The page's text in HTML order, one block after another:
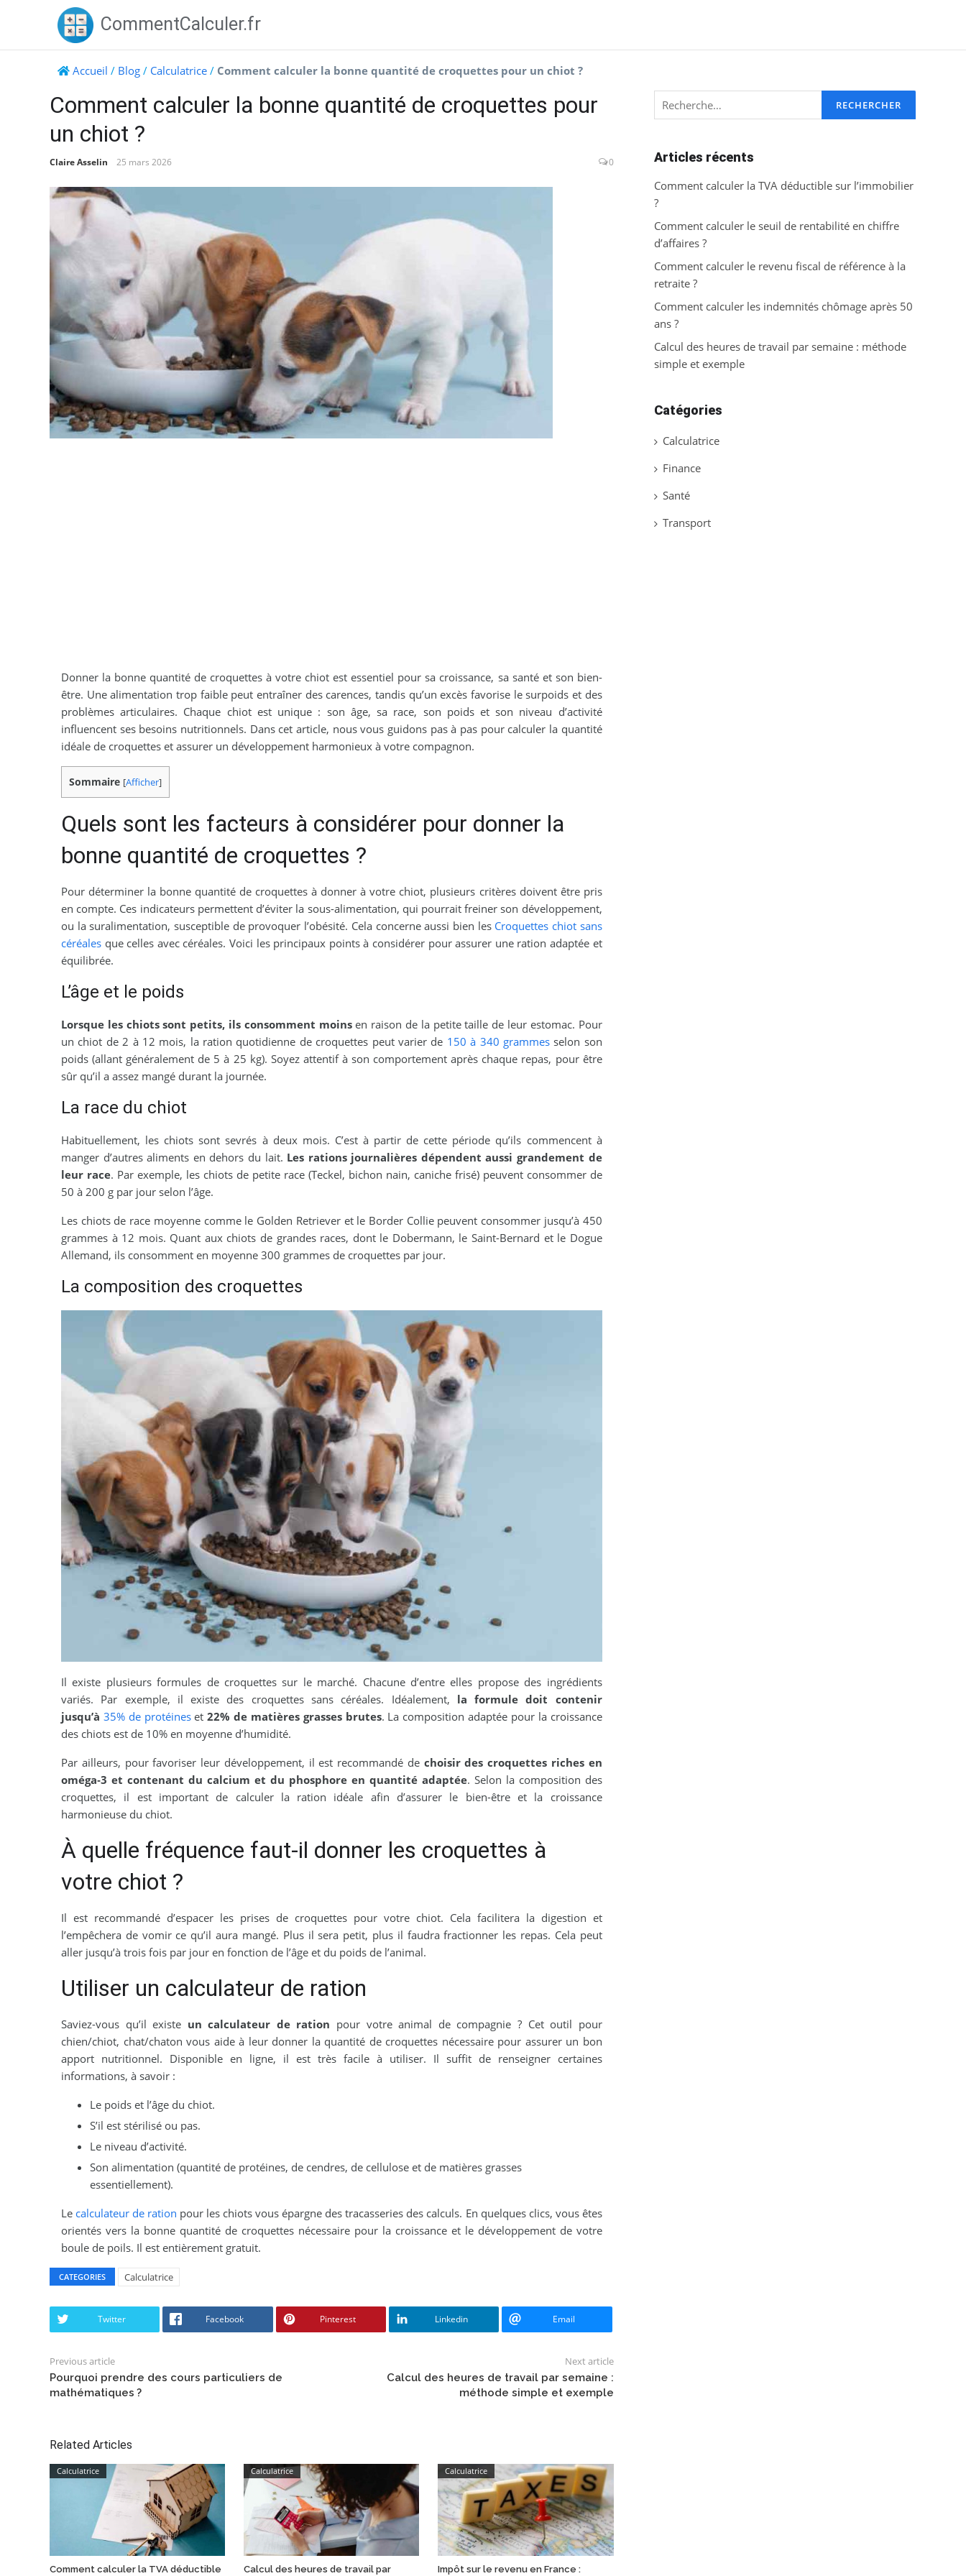
CommentCalculer.fr
Accueil / Blog / Calculatrice / Comment calculer la bonne quantité de croquettes pour un chiot ?
Comment calculer la bonne quantité de croquettes pour
un chiot ?
Claire Asselin 25 mars 2026 0
Donner la bonne quantité de croquettes à votre chiot est essentiel pour sa croissance, sa santé et son bien-
être. Une alimentation trop faible peut entraîner des carences, tandis qu’un excès favorise le surpoids et des
problèmes articulaires. Chaque chiot est unique : son âge, sa race, son poids et son niveau d’activité
influencent ses besoins nutritionnels. Dans cet article, nous vous guidons pas à pas pour calculer la quantité
idéale de croquettes et assurer un développement harmonieux à votre compagnon.
Sommaire [Afficher]
Quels sont les facteurs à considérer pour donner la
bonne quantité de croquettes ?
Pour déterminer la bonne quantité de croquettes à donner à votre chiot, plusieurs critères doivent être pris
en compte. Ces indicateurs permettent d’éviter la sous-alimentation, qui pourrait freiner son développement,
ou la suralimentation, susceptible de provoquer l’obésité. Cela concerne aussi bien les Croquettes chiot sans
céréales que celles avec céréales. Voici les principaux points à considérer pour assurer une ration adaptée et
équilibrée.
L’âge et le poids
Lorsque les chiots sont petits, ils consomment moinsen raison de la petite taille de leur estomac. Pour
un chiot de 2 à 12 mois, la ration quotidienne de croquettes peut varier de 150 à 340 grammesselon son
poids (allant généralement de 5 à 25 kg). Soyez attentif à son comportement après chaque repas, pour être
sûr qu’il a assez mangé durant la journée.
La race du chiot
Habituellement, les chiots sont sevrés à deux mois. C’est à partir de cette période qu’ils commencent à
manger d’autres aliments en dehors du lait. Les rations journalières dépendent aussi grandement de
leur race. Par exemple, les chiots de petite race (Teckel, bichon nain, caniche frisé) peuvent consommer de
50 à 200 g par jour selon l’âge.
Les chiots de race moyenne comme le Golden Retriever et le Border Collie peuvent consommer jusqu’à 450
grammes à 12 mois. Quant aux chiots de grandes races, dont le Dobermann, le Saint-Bernard et le Dogue
Allemand, ils consomment en moyenne 300 grammes de croquettes par jour.
La composition des croquettes
Il existe plusieurs formules de croquettes sur le marché. Chacune d’entre elles propose des ingrédients
variés. Par exemple, il existe des croquettes sans céréales. Idéalement, la formule doit contenir
jusqu’à 35% de protéineset22% de matières grasses brutes. La composition adaptée pour la croissance
des chiots est de 10% en moyenne d’humidité.
Par ailleurs, pour favoriser leur développement, il est recommandé de choisir des croquettes riches en
oméga‑3 et contenant du calcium et du phosphore en quantité adaptée. Selon la composition des
croquettes, il est important de calculer la ration idéale afin d’assurer le bien-être et la croissance
harmonieuse du chiot.
À quelle fréquence faut-il donner les croquettes à
votre chiot ?
Il est recommandé d’espacer les prises de croquettes pour votre chiot. Cela facilitera la digestion et
l’empêchera de vomir ce qu’il aura mangé. Plus il sera petit, plus il faudra fractionner les repas. Cela peut
aller jusqu’à trois fois par jour en fonction de l’âge et du poids de l’animal.
Utiliser un calculateur de ration
Saviez-vous qu’il existe un calculateur de ration pour votre animal de compagnie ? Cet outil pour
chien/chiot, chat/chaton vous aide à leur donner la quantité de croquettes nécessaire pour assurer un bon
apport nutritionnel. Disponible en ligne, il est très facile à utiliser. Il suffit de renseigner certaines
informations, à savoir :
Le poids et l’âge du chiot.
S’il est stérilisé ou pas.
Le niveau d’activité.
Son alimentation (quantité de protéines, de cendres, de cellulose et de matières grasses
essentiellement).
Le calculateur de ration pour les chiots vous épargne des tracasseries des calculs. En quelques clics, vous êtes
orientés vers la bonne quantité de croquettes nécessaire pour la croissance et le développement de votre
boule de poils. Il est entièrement gratuit.
CATEGORIES Calculatrice
Twitter Facebook Pinterest Linkedin Email
Previous article
Pourquoi prendre des cours particuliers de
mathématiques ?
Next article
Calcul des heures de travail par semaine :
méthode simple et exemple
Related Articles
Calculatrice
Comment calculer la TVA déductible
Calculatrice
Calcul des heures de travail par
Calculatrice
Impôt sur le revenu en France :
Rechercher :
Articles récents
Comment calculer la TVA déductible sur l’immobilier
?
Comment calculer le seuil de rentabilité en chiffre
d’affaires ?
Comment calculer le revenu fiscal de référence à la
retraite ?
Comment calculer les indemnités chômage après 50
ans ?
Calcul des heures de travail par semaine : méthode
simple et exemple
Catégories
Calculatrice
Finance
Santé
Transport